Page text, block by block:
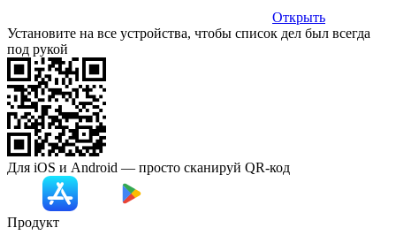
Открыть
Установите на все устройства, чтобы список дел был всегда
под рукой
Для iOS и Android — просто сканируй QR-код
Продукт